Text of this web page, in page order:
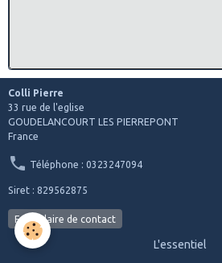
Colli Pierre
33 rue de l'eglise
GOUDELANCOURT LES PIERREPONT
France
Téléphone : 0323247094
Siret : 829562875
Formulaire de contact
L'essentiel